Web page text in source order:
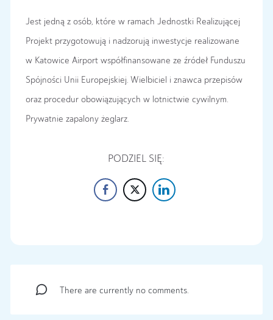
Jest jedną z osób, które w ramach Jednostki Realizującej
Projekt przygotowują i nadzorują inwestycje realizowane
w Katowice Airport współfinansowane ze źródeł Funduszu
Spójności Unii Europejskiej. Wielbiciel i znawca przepisów
oraz procedur obowiązujących w lotnictwie cywilnym.
Prywatnie zapalony żeglarz.
PODZIEL SIĘ:
There are currently no comments.